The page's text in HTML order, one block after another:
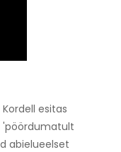
Kordell esitas
'pöördumatult
abielueelset